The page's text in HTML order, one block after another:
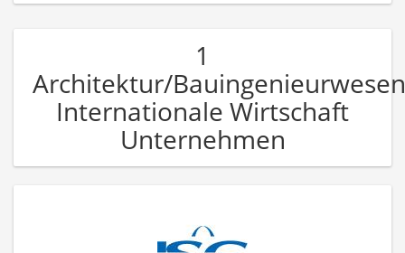
1
Architektur/Bauingenieurwesen
Internationale Wirtschaft
Unternehmen